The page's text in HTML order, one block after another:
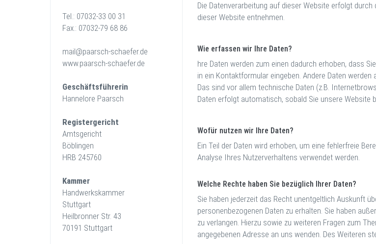
Tel.: 07032-33 00 31
Fax.: 07032-79 68 86
mail@paarsch-schaefer.de
www.paarsch-schaefer.de
Geschäftsführerin
Hannelore Paarsch
Registergericht
Amtsgericht
Böblingen
HRB 245760
Kammer
Handwerkskammer
Stuttgart
Heilbronner Str. 43
70191 Stuttgart
Die Datenverarbeitung auf dieser Website erfolgt
dieser Website entnehmen.
Wie erfassen wir Ihre Daten?
hre Daten werden zum einen dadurch erhoben, dass
in ein Kontaktformular eingeben. Andere Daten
Das sind vor allem technische Daten (z.B.
Daten erfolgt automatisch, sobald Sie unsere Website
Wofür nutzen wir Ihre Daten?
Ein Teil der Daten wird erhoben, um eine fehlerfreie
Analyse Ihres Nutzerverhaltens verwendet werden.
Welche Rechte haben Sie bezüglich Ihrer Daten?
Sie haben jederzeit das Recht unentgeltlich Auskunft
personenbezogenen Daten zu erhalten. Sie haben
zu verlangen. Hierzu sowie zu weiteren Fragen zum
angegebenen Adresse an uns wenden. Des Weiteren